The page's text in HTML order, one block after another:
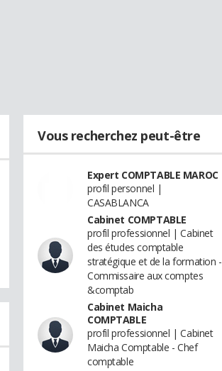
Vous recherchez peut-être
Expert COMPTABLE MAROC
profil personnel |
CASABLANCA
Cabinet COMPTABLE
profil professionnel | Cabinet
des études comptable
stratégique et de la formation -
Commissaire aux comptes
&comptab
Cabinet Maicha
COMPTABLE
profil professionnel | Cabinet
Maicha Comptable - Chef
comptable